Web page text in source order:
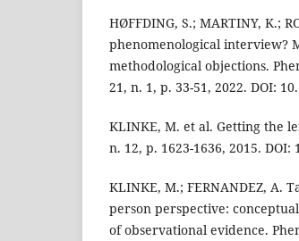
HØFFDING, S.; MARTINY, K.;
phenomenological interview?
methodological objections.
21, n. 1, p. 33-51, 2022. DOI:
KLINKE, M. et al. Getting the
n. 12, p. 1623-1636, 2015. DOI:
KLINKE, M.; FERNANDEZ, A.
person perspective:
of observational evidence.